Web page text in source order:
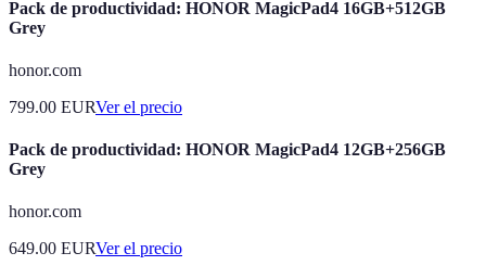
Pack de productividad: HONOR MagicPad4 16GB+512GB
Grey
honor.com
799.00 EURVer el precio
Pack de productividad: HONOR MagicPad4 12GB+256GB
Grey
honor.com
649.00 EURVer el precio